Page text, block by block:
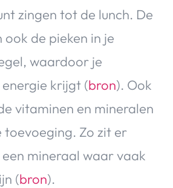
zingen tot de lunch. De
ook de pieken in je
waardoor je
krijgt (bron). Ook
vitaminen en mineralen
toevoeging. Zo zit er
mineraal waar vaak
(bron).